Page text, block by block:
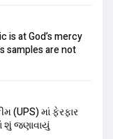
is at God’s mercy
samples are not
(UPS) માં ફેરફાર
શું જણાવાયું